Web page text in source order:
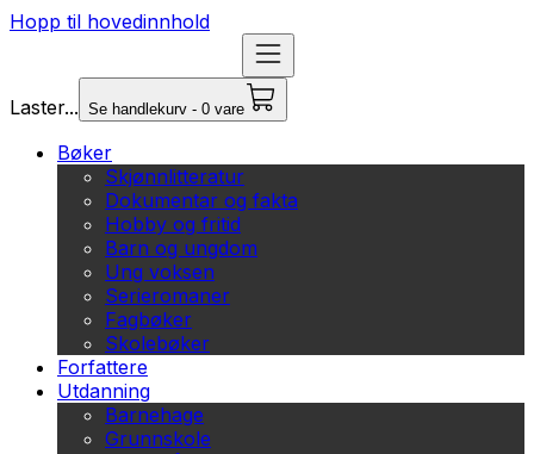
Hopp til hovedinnhold
Laster... Se handlekurv - 0 vare
Bøker
Skjønnlitteratur
Dokumentar og fakta
Hobby og fritid
Barn og ungdom
Ung voksen
Serieromaner
Fagbøker
Skolebøker
Forfattere
Utdanning
Barnehage
Grunnskole